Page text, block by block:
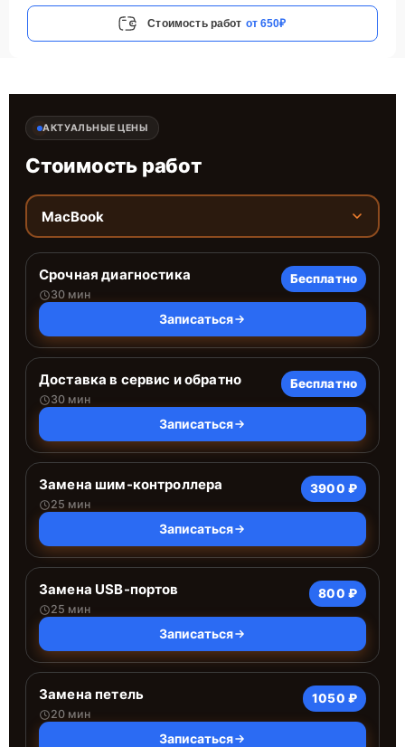
Стоимость работ от 650₽
АКТУАЛЬНЫЕ ЦЕНЫ
Стоимость работ
MacBook
Срочная диагностика
30 мин
Бесплатно
Записаться
Доставка в сервис и обратно
30 мин
Бесплатно
Записаться
Замена шим-контроллера
25 мин
3900 ₽
Записаться
Замена USB-портов
25 мин
800 ₽
Записаться
Замена петель
20 мин
1050 ₽
Записаться